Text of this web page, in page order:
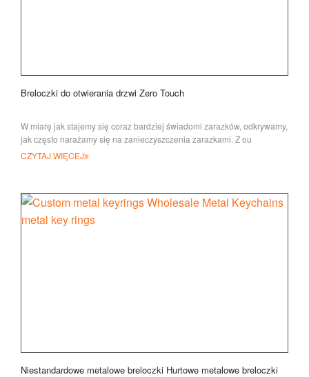
Breloczki do otwierania drzwi Zero Touch
W miarę jak stajemy się coraz bardziej świadomi zarazków, odkrywamy,
jak często narażamy się na zanieczyszczenia zarazkami. Z ou
CZYTAJ WIĘCEJ
Niestandardowe metalowe breloczki Hurtowe metalowe breloczki